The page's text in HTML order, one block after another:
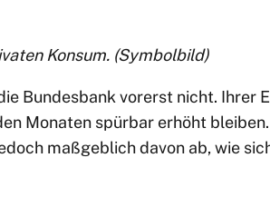
Konsum. (Symbolbild)
Bundesbank vorerst nicht. Ihrer
Monaten spürbar erhöht
maßgeblich davon ab, wie